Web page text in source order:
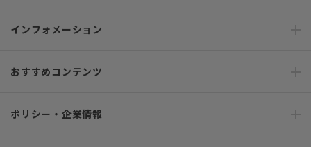
インフォメーション
おすすめコンテンツ
ポリシー・企業情報